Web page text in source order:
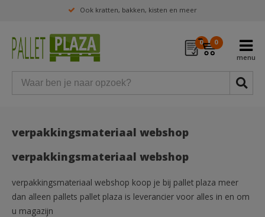
Ook kratten, bakken, kisten en meer
0 0
verpakkingsmateriaal webshop
verpakkingsmateriaal webshop
verpakkingsmateriaal webshop koop je bij pallet plaza meer
dan alleen pallets pallet plaza is leverancier voor alles in en om
u magazijn